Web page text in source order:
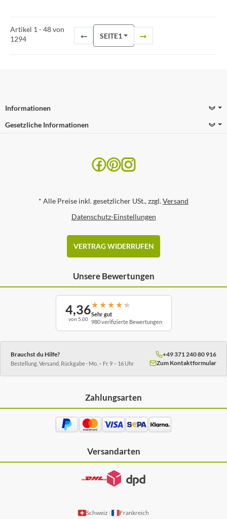
Artikel 1 - 48 von
1294
SEITE1
Informationen
Gesetzliche Informationen
* Alle Preise inkl. gesetzlicher USt., zzgl.Versand
Datenschutz-Einstellungen
VERTRAG WIDERRUFEN
Unsere Bewertungen
4,36
von 5,00
★ ★ ★ ★ ★
Sehr gut
980 verifizierte Bewertungen
Brauchst du Hilfe?
Bestellung, Versand, Rückgabe · Mo. – Fr. 9 – 16 Uhr
+49 371 240 80 916
Zum Kontaktformular
Zahlungsarten
Versandarten
Schweiz Frankreich